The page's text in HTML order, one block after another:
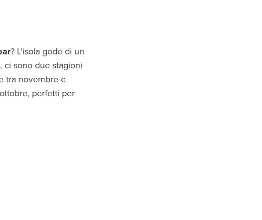
? L'isola gode di un
ci sono due stagioni
tra novembre e
perfetti per